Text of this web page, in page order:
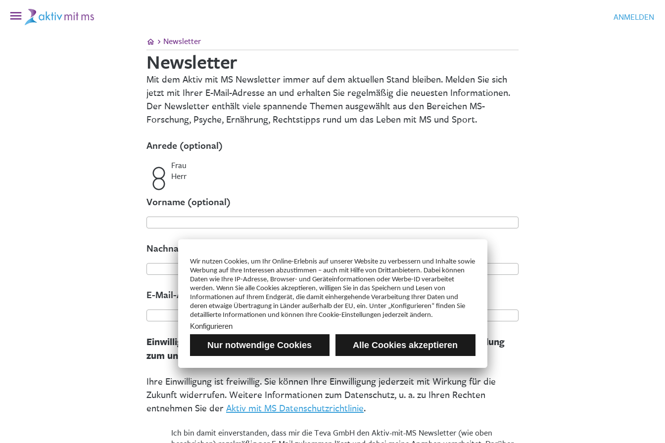
ANMELDEN
Newsletter
Newsletter
Mit dem Aktiv mit MS Newsletter immer auf dem aktuellen Stand bleiben. Melden Sie sich
jetzt mit Ihrer E-Mail-Adresse an und erhalten Sie regelmäßig die neuesten Informationen.
Der Newsletter enthält viele spannende Themen ausgewählt aus den Bereichen MS-
Forschung, Psyche, Ernährung, Rechtstipps rund um das Leben mit MS und Sport.
Anrede (optional)
Frau
Herr
Vorname (optional)
Nachname (optional)
E-Mail-Adresse
Einwilligung in die Verarbeitung von personenbezogenen Daten bei der Anmeldung
zum und Bezug des Aktiv mit MS Newsletters
Ihre Einwilligung ist freiwillig. Sie können Ihre Einwilligung jederzeit mit Wirkung für die
Zukunft widerrufen. Weitere Informationen zum Datenschutz, u. a. zu Ihren Rechten
entnehmen Sie der Aktiv mit MS Datenschutzrichtlinie.
Ich bin damit einverstanden, dass mir die Teva GmbH den Aktiv-mit-MS Newsletter (wie oben